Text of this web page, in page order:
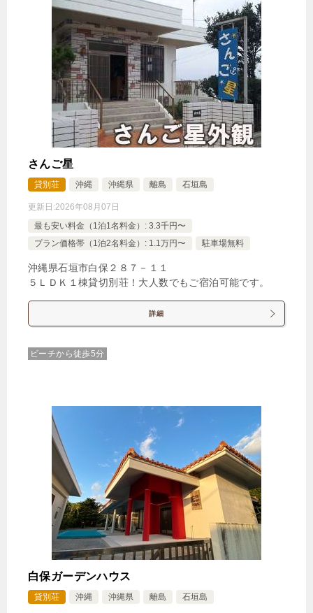
さんご星
貸別荘 沖縄 沖縄県 離島 石垣島
更新日:2026年08月07日
最も安い料金（1泊1名料金）: 3.3千円〜
プラン価格帯（1泊2名料金）: 1.1万円〜
駐車場無料
沖縄県石垣市白保２８７－１１
５ＬＤＫ１棟貸切別荘！大人数でもご宿泊可能です。
詳細
ビーチから徒歩5分
白保ガーデンハウス
貸別荘 沖縄 沖縄県 離島 石垣島